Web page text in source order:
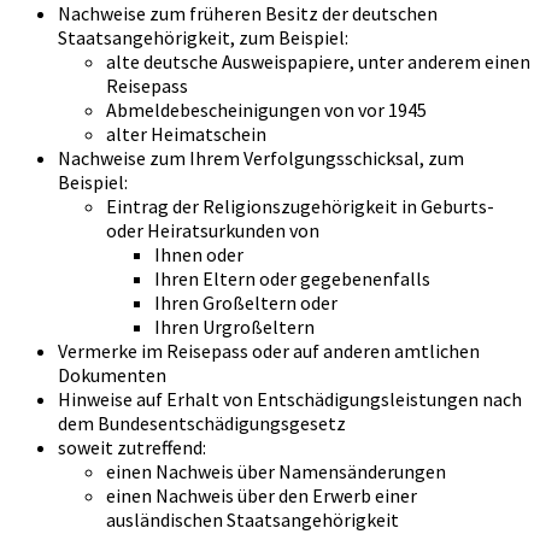
Nachweise zum früheren Besitz der deutschen
Staatsangehörigkeit, zum Beispiel:
alte deutsche Ausweispapiere, unter anderem einen
Reisepass
Abmeldebescheinigungen von vor 1945
alter Heimatschein
Nachweise zum Ihrem Verfolgungsschicksal, zum
Beispiel:
Eintrag der Religionszugehörigkeit in Geburts-
oder Heiratsurkunden von
Ihnen oder
Ihren Eltern oder gegebenenfalls
Ihren Großeltern oder
Ihren Urgroßeltern
Vermerke im Reisepass oder auf anderen amtlichen
Dokumenten
Hinweise auf Erhalt von Entschädigungsleistungen nach
dem Bundesentschädigungsgesetz
soweit zutreffend:
einen Nachweis über Namensänderungen
einen Nachweis über den Erwerb einer
ausländischen Staatsangehörigkeit